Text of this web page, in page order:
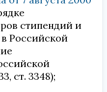
стипендий и
Российской
ст. 3348);